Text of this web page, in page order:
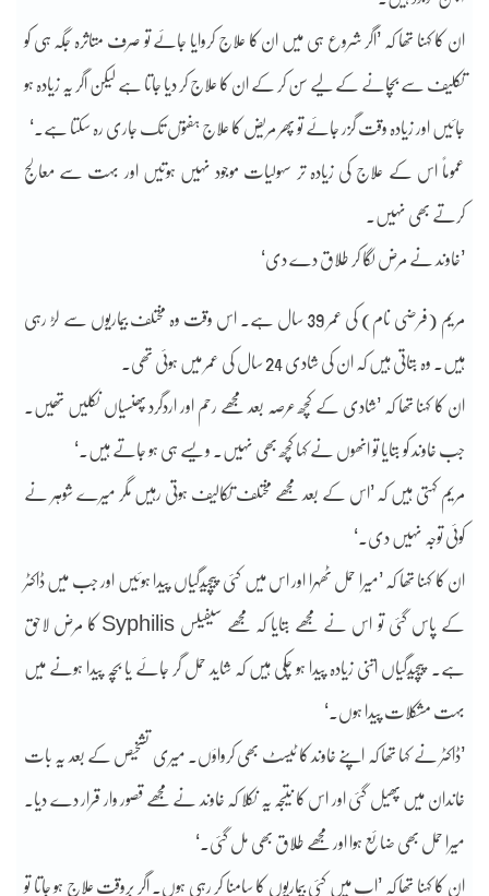
ان کا کہنا تھا کہ ’اگر شروع ہی میں ان کا علاج کروایا جائے تو صرف متاثرہ جگہ ہی کو
تکلیف سے بچانے کے لیے سن کر کے ان کا علاج کر دیا جاتا ہے لیکن اگر یہ زیادہ ہو
جائیں اور زیادہ وقت گزر جائے تو پھر مریض کا علاج ہفتوں تک جاری رہ سکتا ہے۔‘
عموماً اس کے علاج کی زیادہ تر سہولیات موجود نہیں ہوتیں اور بہت سے معالج
کرتے بھی نہیں۔
’خاوند نے مرض لگا کر طلاق دے دی‘
مریم (فرضی نام) کی عمر 39 سال ہے۔ اس وقت وہ مختلف بیماریوں سے لڑ رہی
ہیں۔ وہ بتاتی ہیں کہ ان کی شادی 24 سال کی عمر میں ہوئی تھی۔
ان کا کہنا تھا کہ ’شادی کے کچھ عرصہ بعد مجھے رحم اور اردگرد پھنسیاں نکلیں تھیں۔
جب خاوند کو بتایا تو انھوں نے کہا کچھ بھی نہیں۔ ویسے ہی ہو جاتے ہیں۔‘
مریم کہتی ہیں کہ ’اس کے بعد مجھے مختلف تکالیف ہوتی رہیں مگر میرے شوہر نے
کوئی توجہ نہیں دی۔‘
ان کا کہنا تھا کہ ’میرا حمل ٹھہرا اور اس میں کئی پیچیدگیاں پیدا ہوئیں اور جب میں ڈاکٹر
کے پاس گئی تو اس نے مجھے بتایا کہ مجھے سیفیلس Syphilis کا مرض لاحق
ہے۔ پیچیدگیاں اتنی زیادہ پیدا ہو چکی ہیں کہ شاید حمل گر جائے یا بچہ پیدا ہونے میں
بہت مشکلات پیدا ہوں۔‘
’ڈاکٹر نے کہا تھا کہ اپنے خاوند کا ٹیسٹ بھی کرواؤں۔ میری تشخیص کے بعد یہ بات
خاندان میں پھیل گئی اور اس کا نتیجہ یہ نکلا کہ خاوند نے مجھے قصور وار قرار دے دیا۔
میرا حمل بھی ضائع ہوا اور مجھے طلاق بھی مل گئی۔‘
ان کا کہنا تھا کہ ’اب میں کئی بیماریوں کا سامنا کر رہی ہوں۔ اگر بروقت علاج ہو جاتا تو